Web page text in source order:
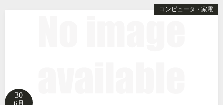
コンピュータ・家電
30
6月